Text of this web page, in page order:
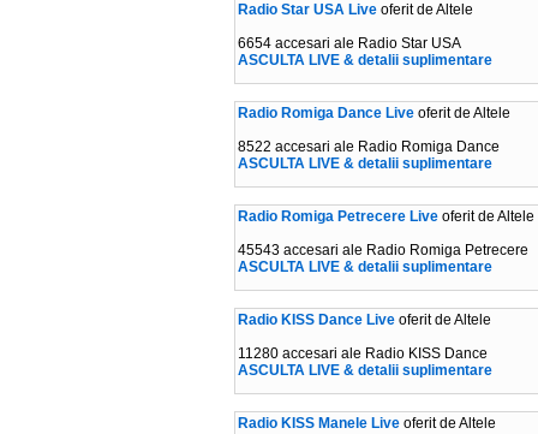
Radio Star USA Live oferit de Altele
6654 accesari ale Radio Star USA
ASCULTA LIVE & detalii suplimentare
Radio Romiga Dance Live oferit de Altele
8522 accesari ale Radio Romiga Dance
ASCULTA LIVE & detalii suplimentare
Radio Romiga Petrecere Live oferit de Altele
45543 accesari ale Radio Romiga Petrecere
ASCULTA LIVE & detalii suplimentare
Radio KISS Dance Live oferit de Altele
11280 accesari ale Radio KISS Dance
ASCULTA LIVE & detalii suplimentare
Radio KISS Manele Live oferit de Altele